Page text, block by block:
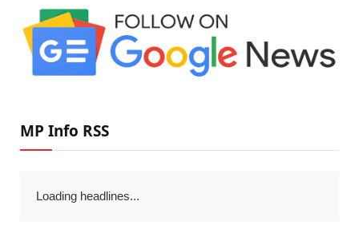
MP Info RSS
Loading headlines...